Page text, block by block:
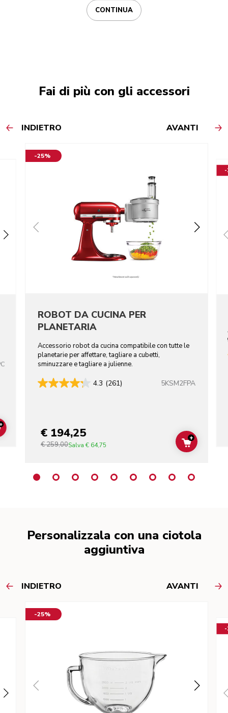
CONTINUA
Fai di più con gli accessori
INDIETRO AVANTI
ADD TO CART
-25%
ROBOT DA CUCINA PER
PLANETARIA
Accessorio robot da cucina compatibile con tutte le
planetarie per affettare, tagliare a cubetti,
sminuzzare e tagliare a julienne.
4.3 (261) 5KSM2FPA
€ 194,25
€ 259,00Salva € 64,75 ADD TO
+
-
Personalizzala con una ciotola
aggiuntiva
INDIETRO AVANTI
-25%
-